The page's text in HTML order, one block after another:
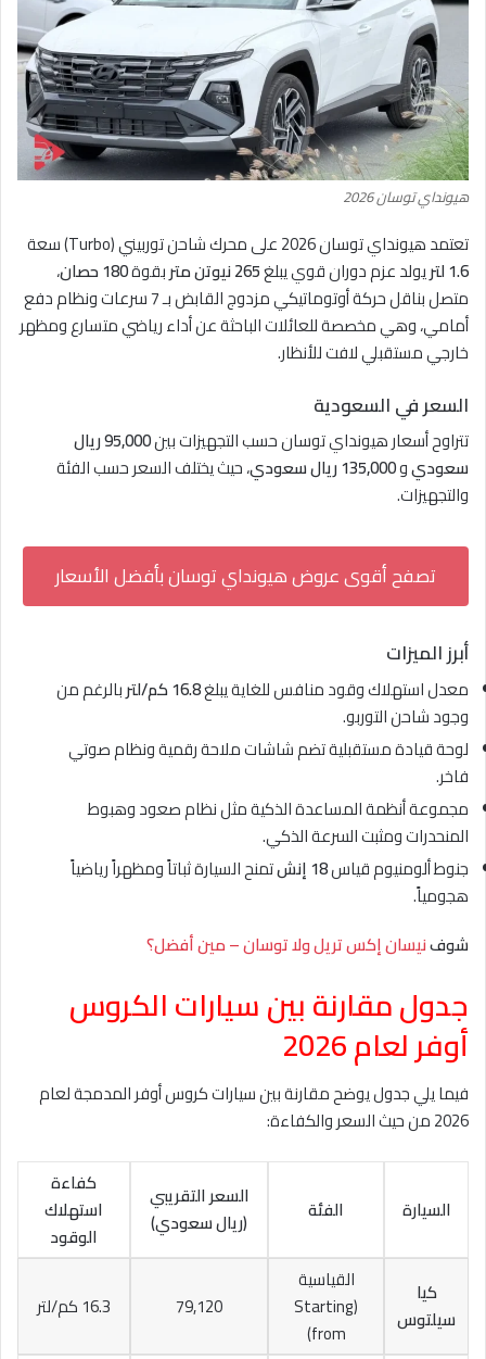
هيونداي توسان 2026
تعتمد هيونداي توسان 2026 على محرك شاحن توربيني (Turbo) سعة
1.6 لتر
يولد عزم دوران قوي يبلغ265 نيوتن متر بقوة180 حصان
،
متصل بناقل حركة أوتوماتيكي مزدوج القابض بـ 7 سرعات ونظام دفع
أمامي، وهي مخصصة للعائلات الباحثة عن أداء رياضي متسارع ومظهر
خارجي مستقبلي لافت للأنظار.
السعر في السعودية
تتراوح أسعار هيونداي توسان حسب التجهيزات بين
95,000 ريال
سعوديو135,000 ريال سعودي
، حيث يختلف السعر حسب الفئة
والتجهيزات.
تصفح أقوى عروض هيونداي توسان بأفضل الأسعار
أبرز الميزات
معدل استهلاك وقود منافس للغاية يبلغ16.8 كم/لتر
بالرغم من
وجود شاحن التوربو.
لوحة قيادة مستقبلية تضم شاشات ملاحة رقمية ونظام صوتي
فاخر.
مجموعة أنظمة المساعدة الذكية مثل نظام صعود وهبوط
المنحدرات ومثبت السرعة الذكي.
جنوط ألومنيوم قياس18 إنش
تمنح السيارة ثباتاً ومظهراً رياضياً
هجومياً.
شوفنيسان إكس تريل ولا توسان – مين أفضل؟
جدول مقارنة بين سيارات الكروس
أوفر لعام 2026
فيما يلي جدول يوضح مقارنة بين سيارات كروس أوفر المدمجة لعام
2026 من حيث السعر والكفاءة:
السيارة الفئة
السعر التقريبي
(ريال سعودي)
كفاءة
استهلاك
الوقود
كيا
سيلتوس
القياسية
(Starting
from)
79,120 16.3 كم/لتر